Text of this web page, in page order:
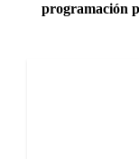
programación